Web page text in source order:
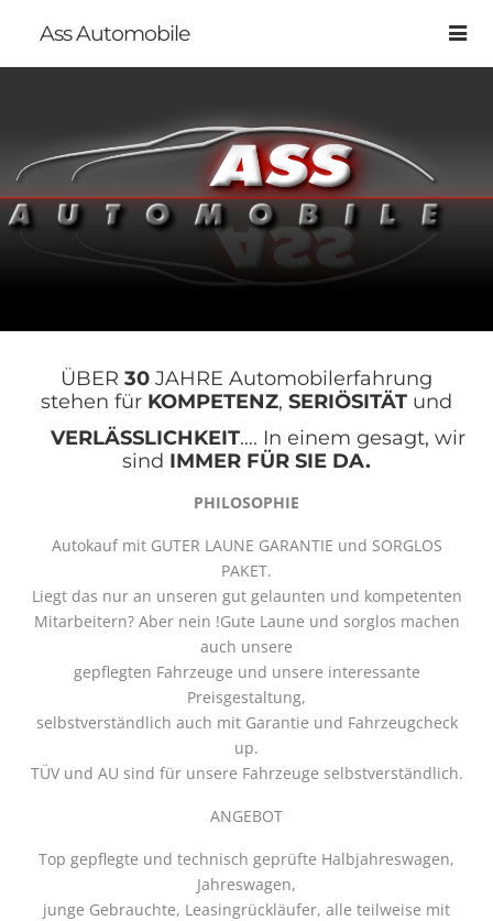
Ass Automobile
ÜBER 30 JAHRE Automobilerfahrung
stehen für KOMPETENZ, SERIÖSITÄT und
VERLÄSSLICHKEIT…. In einem gesagt, wir
sind IMMER FÜR SIE DA.
PHILOSOPHIE
Autokauf mit GUTER LAUNE GARANTIE und SORGLOS
PAKET.
Liegt das nur an unseren gut gelaunten und kompetenten
Mitarbeitern? Aber nein !Gute Laune und sorglos machen
auch unsere
gepflegten Fahrzeuge und unsere interessante
Preisgestaltung,
selbstverständlich auch mit Garantie und Fahrzeugcheck
up.
TÜV und AU sind für unsere Fahrzeuge selbstverständlich.
ANGEBOT
Top gepflegte und technisch geprüfte Halbjahreswagen,
Jahreswagen,
junge Gebrauchte, Leasingrückläufer, alle teilweise mit